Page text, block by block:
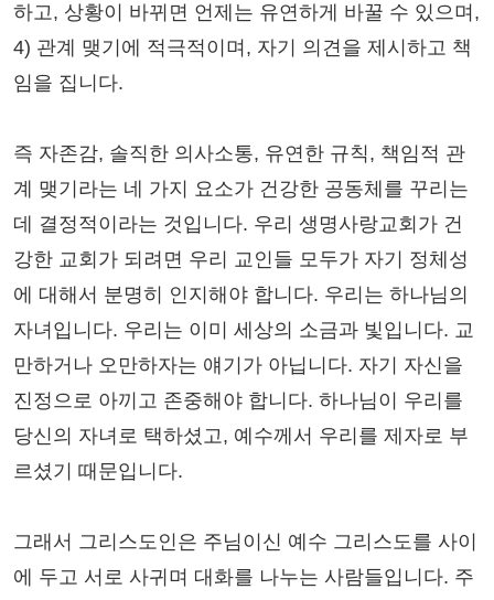
하고, 상황이 바뀌면 언제는 유연하게 바꿀 수 있으며,
4) 관계 맺기에 적극적이며, 자기 의견을 제시하고 책
임을 집니다.
즉 자존감, 솔직한 의사소통, 유연한 규칙, 책임적 관
계 맺기라는 네 가지 요소가 건강한 공동체를 꾸리는
데 결정적이라는 것입니다. 우리 생명사랑교회가 건
강한 교회가 되려면 우리 교인들 모두가 자기 정체성
에 대해서 분명히 인지해야 합니다. 우리는 하나님의
자녀입니다. 우리는 이미 세상의 소금과 빛입니다. 교
만하거나 오만하자는 얘기가 아닙니다. 자기 자신을
진정으로 아끼고 존중해야 합니다. 하나님이 우리를
당신의 자녀로 택하셨고, 예수께서 우리를 제자로 부
르셨기 때문입니다.
그래서 그리스도인은 주님이신 예수 그리스도를 사이
에 두고 서로 사귀며 대화를 나누는 사람들입니다. 주